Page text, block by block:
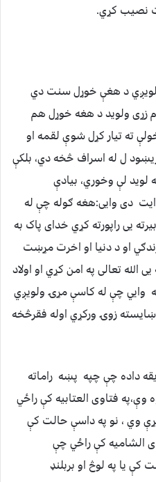
نصیب کړي.
د هغې خوړل سنت دي
زړی ولوید د هغه خوړل هم
ته تیار کړل شوې لقمه او
ل له اسراف څخه دي، بلکې
لې وخوري، بیادې
دی وایی:هغه ګوله چې له
یی راپورته کړي خدای پاک به
او د دنیا او اخرت مړښت
تعالی په امن کړي او اولاد
وايي چې له کاسې مړۍ ولویږي
ښایسته زوۍ ورکړي اوله فقرڅخه
داده چې چپه پښه راماته
فتاوی العتابیه کې راځي
وي ، نو په داسې حالت کې
الشاميه کې راځي چې
یا په لوڅ او بربلنډ